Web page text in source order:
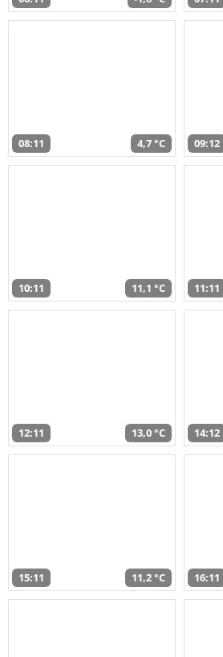
08:11 4,7 °C 09:12
10:11 11,1 °C 11:11
12:11 13,0 °C 14:12
15:11 11,2 °C 16:11